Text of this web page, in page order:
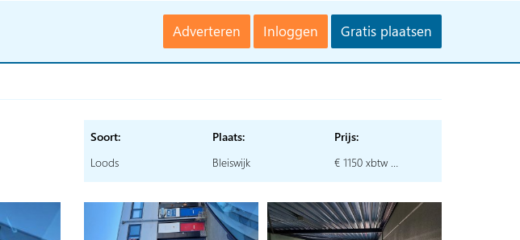
Adverteren Inloggen Gratis plaatsen
Soort:
Loods
Plaats:
Bleiswijk
Prijs:
€ 1150 xbtw …